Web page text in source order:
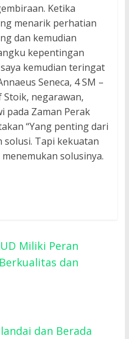
Ketika
menarik perhatian
dan kemudian
kepentingan
kemudian teringat
Seneca, 4 SM –
Stoik, negarawan,
pada Zaman Perak
“Yang penting dari
solusi. Tapi kekuatan
solusinya.
Miliki Peran
dan
dan Berada